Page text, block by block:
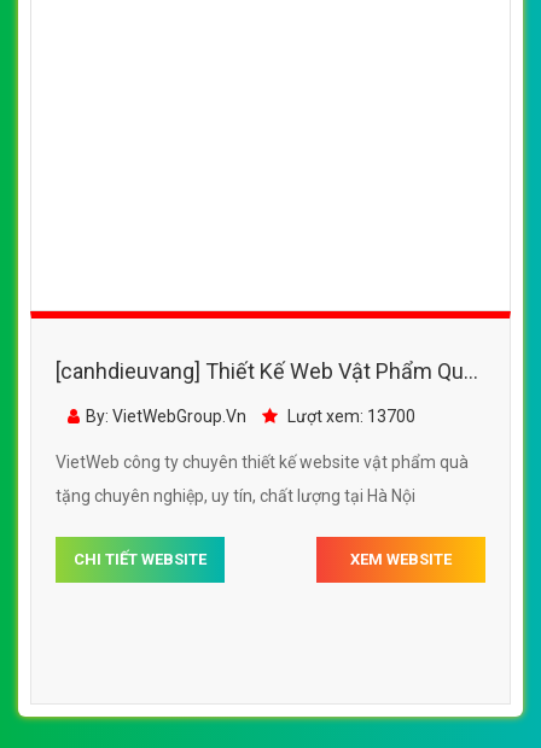
[canhdieuvang] Thiết Kế Web Vật Phẩm Quà
Tặng Hoàn Hảo đẹp SEO nhanh hiệu quả
By: VietWebGroup.Vn Lượt xem: 13700
VietWeb công ty chuyên thiết kế website vật phẩm quà
tặng chuyên nghiệp, uy tín, chất lượng tại Hà Nội
CHI TIẾT WEBSITE XEM WEBSITE